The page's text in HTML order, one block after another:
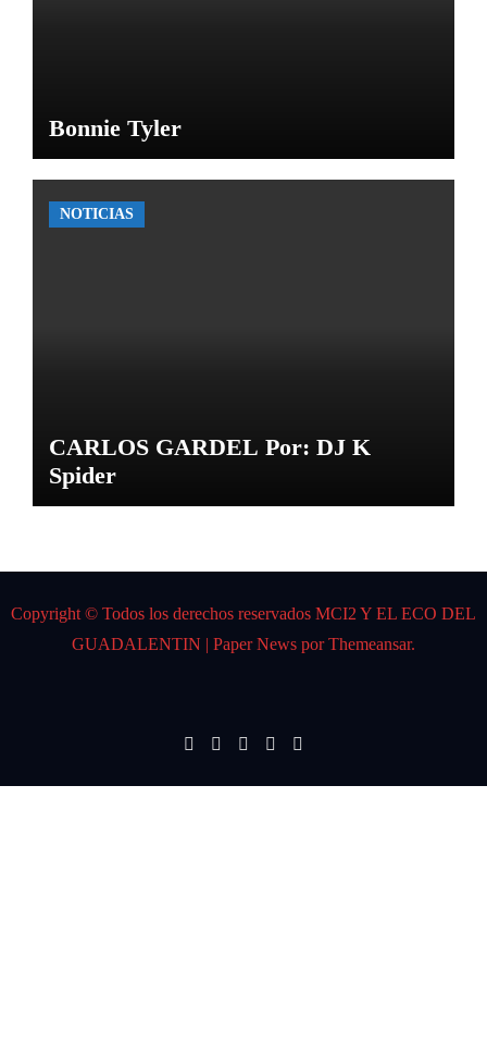
Bonnie Tyler
NOTICIAS
CARLOS GARDEL Por: DJ K
Spider
Copyright © Todos los derechos reservados MCI2 Y EL ECO DEL
GUADALENTIN | Paper News porThemeansar.